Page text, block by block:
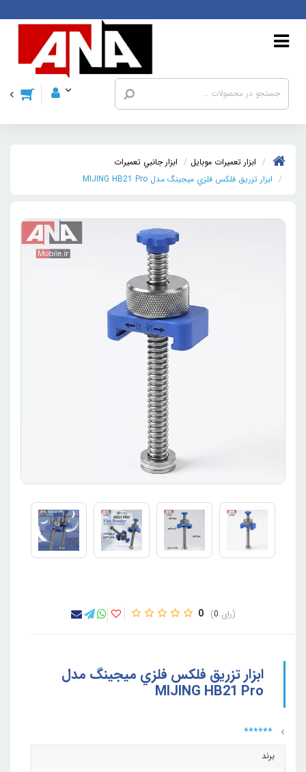
ابزار تعمیرات موبایل
ابزار جانبي تعميرات
ابزار تزريق فلکس فلزي ميجينگ مدل MIJING HB21 Pro
0 0
ابزار تزريق فلکس فلزي ميجينگ مدل
MIJING HB21 Pro
******
برند